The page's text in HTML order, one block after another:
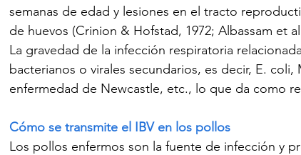
semanas de edad y lesiones en el tracto
de huevos (Crinion & Hofstad, 1972; Albassam et
La gravedad de la infección respiratoria
bacterianos o virales secundarios, es decir, E.
enfermedad de Newcastle, etc., lo que da como
Cómo se transmite el IBV en los pollos
Los pollos enfermos son la fuente de infección y